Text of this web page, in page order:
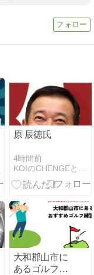
原 辰徳氏
4時間前
大和郡山市に
あるゴルフ練